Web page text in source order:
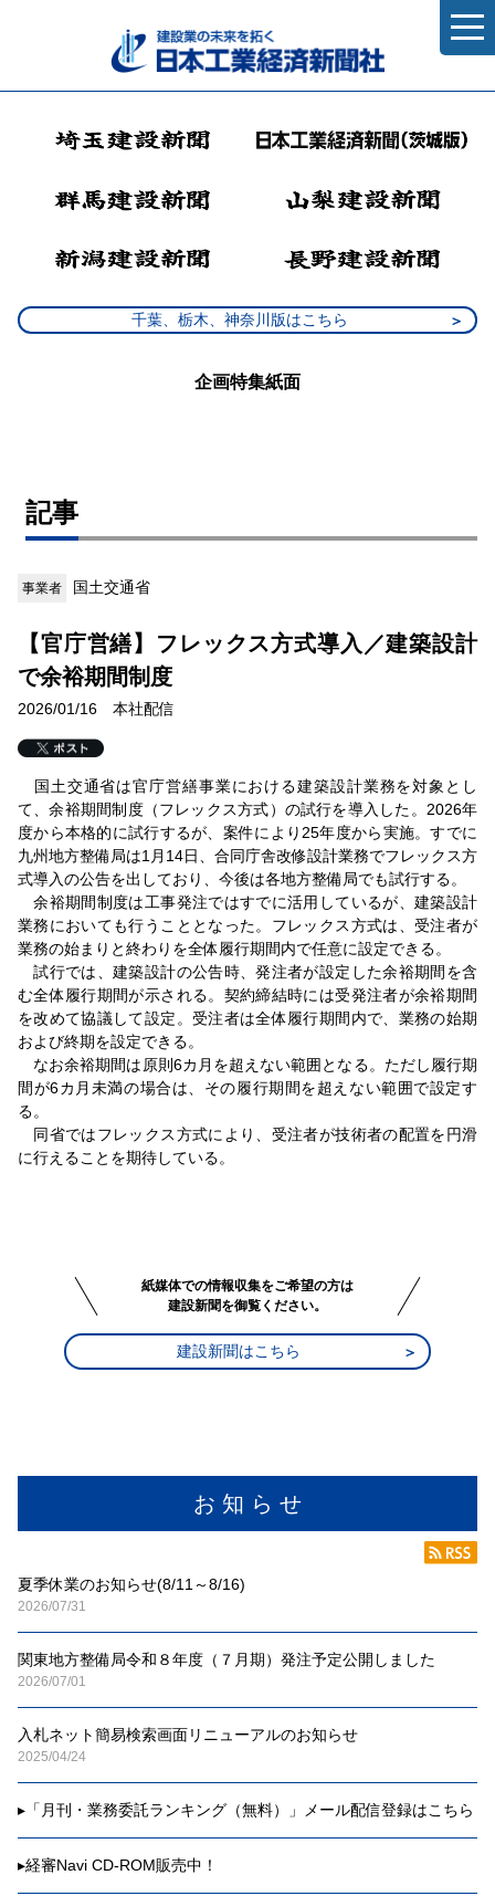
千葉、栃木、神奈川版はこちら
企画特集紙面
お 知 ら せ
夏季休業のお知らせ(8/11～8/16)
2026/07/31
関東地方整備局令和８年度（７月期）発注予定公開しました
2026/07/01
入札ネット簡易検索画面リニューアルのお知らせ
2025/04/24
▸ 「月刊・業務委託ランキング（無料）」メール配信登録はこちら
▸経審Navi CD-ROM販売中！
記事
事業者 国土交通省
【官庁営繕】フレックス方式導入／建築設計
で余裕期間制度
2026/01/16 本社配信
国土交通省は官庁営繕事業における建築設計業務を対象とし
て、余裕期間制度（フレックス方式）の試行を導入した。2026年
度から本格的に試行するが、案件により25年度から実施。すでに
九州地方整備局は1月14日、合同庁舎改修設計業務でフレックス方
式導入の公告を出しており、今後は各地方整備局でも試行する。
余裕期間制度は工事発注ではすでに活用しているが、建築設計
業務においても行うこととなった。フレックス方式は、受注者が
業務の始まりと終わりを全体履行期間内で任意に設定できる。
試行では、建築設計の公告時、発注者が設定した余裕期間を含
む全体履行期間が示される。契約締結時には受発注者が余裕期間
を改めて協議して設定。受注者は全体履行期間内で、業務の始期
および終期を設定できる。
なお余裕期間は原則6カ月を超えない範囲となる。ただし履行期
間が6カ月未満の場合は、その履行期間を超えない範囲で設定す
る。
同省ではフレックス方式により、受注者が技術者の配置を円滑
に行えることを期待している。
紙媒体での情報収集をご希望の方は
建設新聞を御覧ください。
建設新聞はこちら